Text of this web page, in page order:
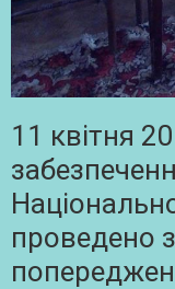
11 квітня
проведено